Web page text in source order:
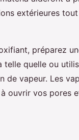
extérieures
préparez
telle quelle ou
de vapeur. Les
ouvrir vos pores